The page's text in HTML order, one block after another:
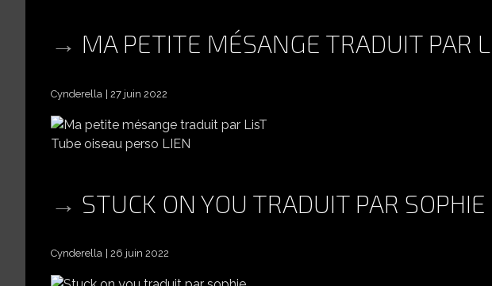
MA PETITE MÉSANGE TRADUIT PAR
Cynderella 27 juin 2022
Tube oiseau perso LIEN
STUCK ON YOU TRADUIT PAR SOPHIE
Cynderella 26 juin 2022